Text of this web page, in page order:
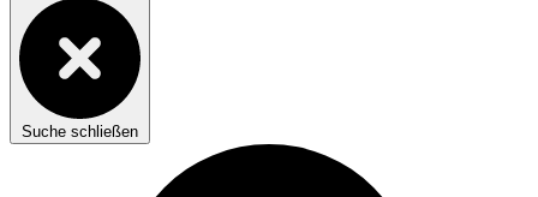
Suche schließen